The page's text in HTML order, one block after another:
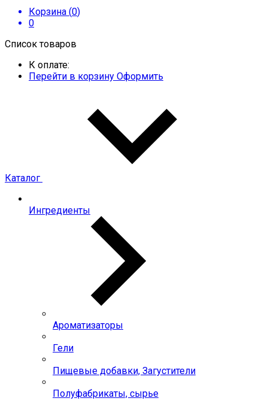
Корзина (0)
0
Список товаров
К оплате:
Перейти в корзину Оформить
Каталог
Ингредиенты
Ароматизаторы
Гели
Пищевые добавки, Загустители
Полуфабрикаты, сырье